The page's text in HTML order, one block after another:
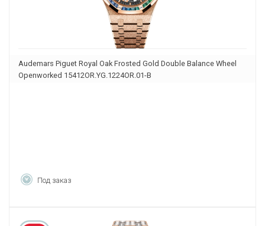
Audemars Piguet Royal Oak Frosted Gold Double Balance Wheel
Openworked 15412OR.YG.1224OR.01-B
Под заказ